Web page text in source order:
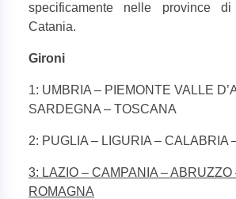
specificamente nelle province
Catania.
Gironi
1: UMBRIA – PIEMONTE VALLE
SARDEGNA – TOSCANA
2: PUGLIA – LIGURIA – CALABRIA
3: LAZIO – CAMPANIA – ABRUZZO
ROMAGNA